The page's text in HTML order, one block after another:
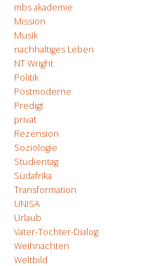
mbs akademie
Mission
Musik
nachhaltiges Leben
NT Wright
Politik
Postmoderne
Predigt
privat
Rezension
Soziologie
Studientag
Südafrika
Transformation
UNISA
Urlaub
Vater-Tochter-Dialog
Weihnachten
Weltbild